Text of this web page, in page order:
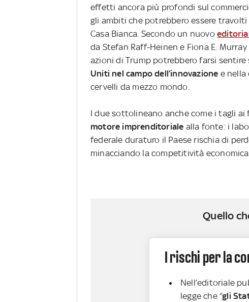
effetti ancora più profondi sul
gli ambiti che potrebbero essere
Casa Bianca. Secondo un nuovo
da Stefan Raff-Heinen e Fiona E.
azioni di Trump potrebbero farsi
Uniti nel campo dell’innovazione e
cervelli da mezzo mondo.
I due sottolineano anche come i tagli ai
motore imprenditoriale alla fonte: i
federale duraturo il Paese rischia di
minacciando la competitività economica
Quello
I rischi per la
Nell’editoriale
legge che “gli